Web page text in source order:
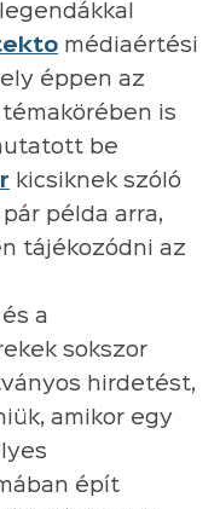
médiaértési
éppen az
is
be
kicsiknek szóló
példa arra,
tájékozódni az
a
sokszor
hirdetést,
amikor egy
épít